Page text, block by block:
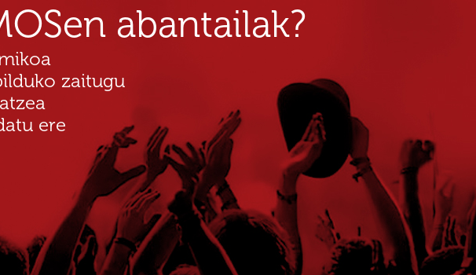
abantailak?
zaitugu
ere